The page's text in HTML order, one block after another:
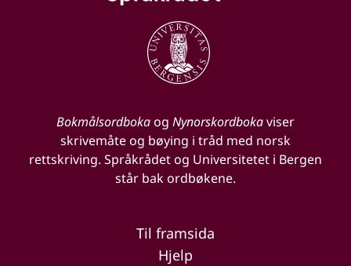
Bokmålsordbokaog Nynorskordbokaviser
skrivemåte og bøying i tråd med norsk
rettskriving. Språkrådet og Universitetet i Bergen
står bak ordbøkene.
Til framsida
Hjelp